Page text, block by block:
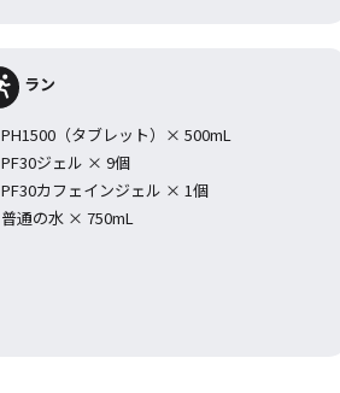
ラン
PH1500（タブレット）× 500mL
PF30ジェル × 9個
PF30カフェインジェル × 1個
普通の水 × 750mL